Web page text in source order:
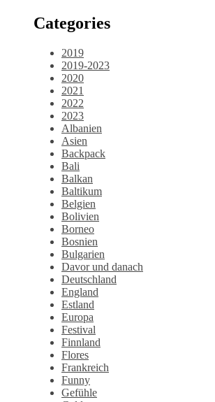
Categories
2019
2019-2023
2020
2021
2022
2023
Albanien
Asien
Backpack
Bali
Balkan
Baltikum
Belgien
Bolivien
Borneo
Bosnien
Bulgarien
Davor und danach
Deutschland
England
Estland
Europa
Festival
Finnland
Flores
Frankreich
Funny
Gefühle